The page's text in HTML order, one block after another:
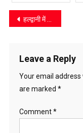
Post
हल्द्वानी में जनता दरबार: मुख्यमंत्री धामी ने सुनीं समस्याएं, अधिकारियों को दिए त्वरित समाधान के निर्देश
Leave a Reply
Your email address
are marked *
Comment*